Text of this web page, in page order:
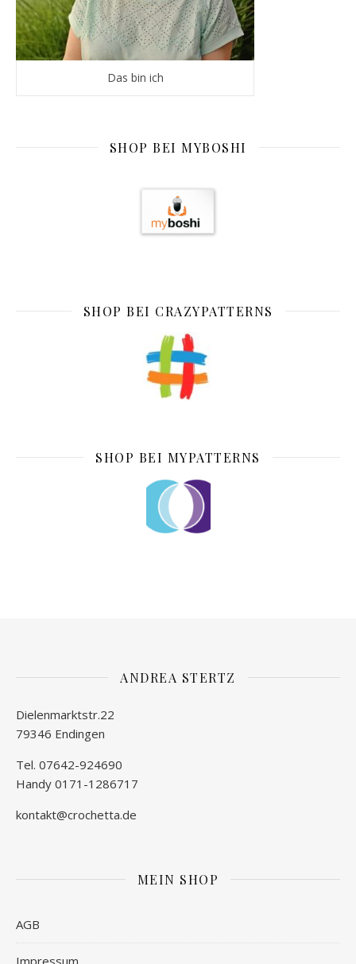
Das bin ich
SHOP BEI MYBOSHI
SHOP BEI CRAZYPATTERNS
SHOP BEI MYPATTERNS
ANDREA STERTZ
Dielenmarktstr.22
79346 Endingen
Tel. 07642-924690
Handy 0171-1286717
kontakt@crochetta.de
MEIN SHOP
AGB
Impressum